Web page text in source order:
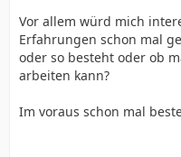
Vor allem würd mich
Erfahrungen schon mal
oder so besteht oder ob
arbeiten kann?
Im voraus schon mal